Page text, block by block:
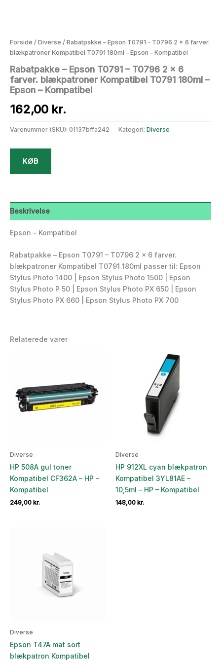
Forside / Diverse / Rabatpakke – Epson T0791 – T0796 2 x 6 farver.
blækpatroner Kompatibel T0791 180ml – Epson – Kompatibel
Rabatpakke – Epson T0791 – T0796 2 x 6
farver. blækpatroner Kompatibel T0791 180ml –
Epson – Kompatibel
162,00 kr.
Varenummer (SKU): 01137bffa242 Kategori: Diverse
KØB
Beskrivelse
Epson – Kompatibel
Rabatpakke – Epson T0791 – T0796 2 x 6 farver.
blækpatroner Kompatibel T0791 180ml passer til: Epson
Stylus Photo 1400 | Epson Stylus Photo 1500 | Epson
Stylus Photo P 50 | Epson Stylus Photo PX 650 | Epson
Stylus Photo PX 660 | Epson Stylus Photo PX 700
Relaterede varer
Diverse
HP 508A gul toner
Kompatibel CF362A – HP –
Kompatibel
249,00 kr.
Diverse
HP 912XL cyan blækpatron
Kompatibel 3YL81AE –
10,5ml – HP – Kompatibel
148,00 kr.
Diverse
Epson T47A mat sort
blækpatron Kompatibel